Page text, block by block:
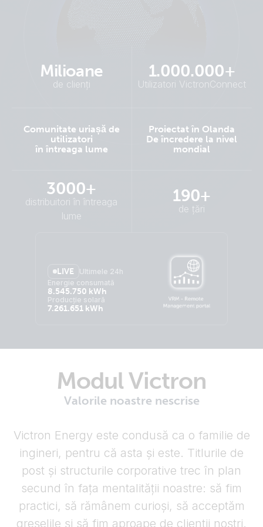
Milioane
de clienți
1.000.000+
Utilizatori VictronConnect
Comunitate uriașă de
utilizatori
în întreaga lume
Proiectat în Olanda
De încredere la nivel
mondial
3000+
distribuitori în întreaga
lume
190+
de țări
LIVE
Ultimele 24h
Energie consumată
8.545.750 kWh
Producție solară
7.261.651 kWh
Modul Victron
Valorile noastre nescrise
Victron Energy este condusă ca o familie de
ingineri, pentru că asta și este. Titlurile de
post și structurile corporative trec în plan
secund în fața mentalității noastre: să fim
practici, să rămânem curioși, să acceptăm
greșelile și să fim aproape de clienții noștri.